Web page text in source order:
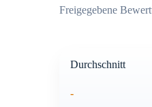
Freigegebene
Durchschnitt
-